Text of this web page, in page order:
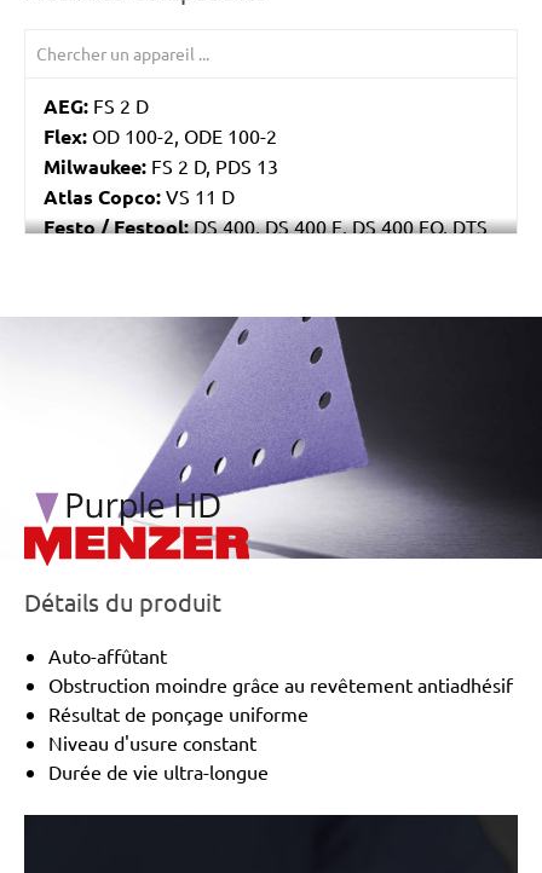
AEG: FS 2 D
Flex: OD 100-2, ODE 100-2
Milwaukee: FS 2 D, PDS 13
Atlas Copco: VS 11 D
Festo / Festool:DS 400, DS 400 E, DS 400 EQ, DTS
/marketing/parallax/menzer/parallax_logos/
Détails du produit
Auto-affûtant
Obstruction moindre grâce au revêtement antiadhésif
Résultat de ponçage uniforme
Niveau d'usure constant
Durée de vie ultra-longue